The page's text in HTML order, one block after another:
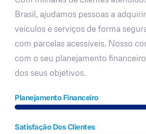
Brasil, ajudamos pessoas a
veículos e serviços de forma
com parcelas acessíveis. Nosso
com o seu planejamento
dos seus objetivos.
Planejamento Financeiro
Satisfação Dos Clientes